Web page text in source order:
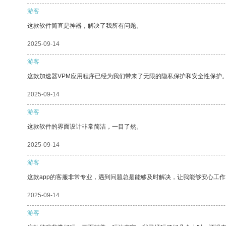
游客
这款软件简直是神器，解决了我所有问题。
2025-09-14
游客
这款加速器VPM应用程序已经为我们带来了无限的隐私保护和安全性保护
2025-09-14
游客
这款软件的界面设计非常简洁，一目了然。
2025-09-14
游客
这款app的客服非常专业，遇到问题总是能够及时解决，让我能够安心工
2025-09-14
游客